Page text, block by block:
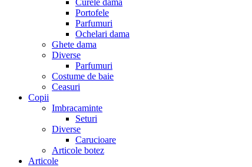
Curele dama
Portofele
Parfumuri
Ochelari dama
Ghete dama
Diverse
Parfumuri
Costume de baie
Ceasuri
Copii
Imbracaminte
Seturi
Diverse
Carucioare
Articole botez
Articole